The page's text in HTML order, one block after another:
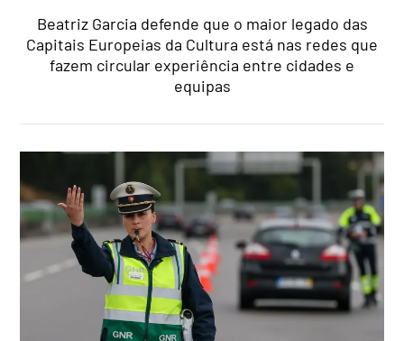
Beatriz Garcia defende que o maior legado das
Capitais Europeias da Cultura está nas redes que
fazem circular experiência entre cidades e
equipas